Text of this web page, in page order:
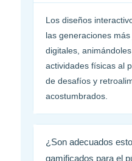
Los diseños
las generaciones
digitales,
actividades físicas al
de desafíos y
acostumbrados.
¿Son adecuados
gamificados para el